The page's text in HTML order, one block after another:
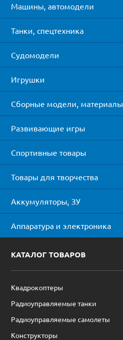
Машины, автомодели
Танки, спецтехника
Судомодели
Игрушки
Сборные модели, материалы
Развивающие игры
Спортивные товары
Товары для творчества
Аккумуляторы, ЗУ
Аппаратура и электроника
КАТАЛОГ ТОВАРОВ
Квадрокоптеры
Радиоуправляемые танки
Радиоуправляемые самолеты
Конструкторы